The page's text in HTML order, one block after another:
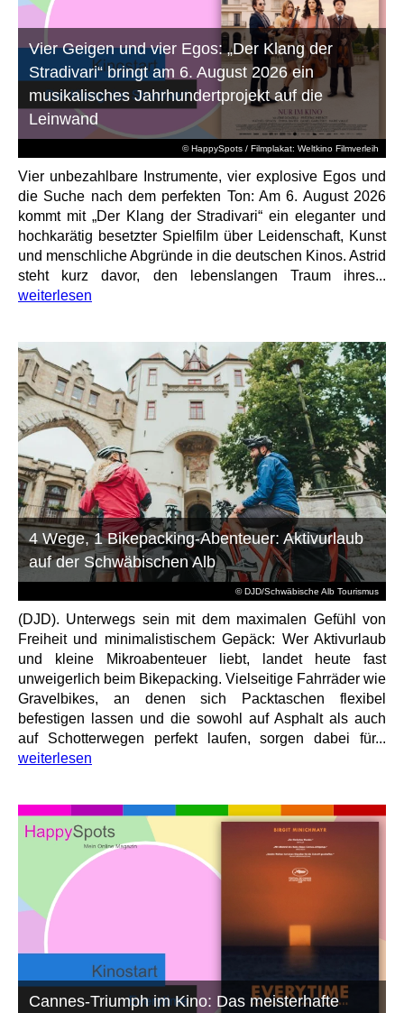
© HappySpots / Filmplakat: Weltkino Filmverleih
Vier Geigen und vier Egos: „Der Klang der
Stradivari“ bringt am 6. August 2026 ein
musikalisches Jahrhundertprojekt auf die
Leinwand
Vier unbezahlbare Instrumente, vier explosive Egos und
die Suche nach dem perfekten Ton: Am 6. August 2026
kommt mit „Der Klang der Stradivari“ ein eleganter und
hochkarätig besetzter Spielfilm über Leidenschaft, Kunst
und menschliche Abgründe in die deutschen Kinos. Astrid
steht kurz davor, den lebenslangen Traum ihres...
weiterlesen
© DJD/Schwäbische Alb Tourismus
4 Wege, 1 Bikepacking-Abenteuer: Aktivurlaub
auf der Schwäbischen Alb
(DJD). Unterwegs sein mit dem maximalen Gefühl von
Freiheit und minimalistischem Gepäck: Wer Aktivurlaub
und kleine Mikroabenteuer liebt, landet heute fast
unweigerlich beim Bikepacking. Vielseitige Fahrräder wie
Gravelbikes, an denen sich Packtaschen flexibel
befestigen lassen und die sowohl auf Asphalt als auch
auf Schotterwegen perfekt laufen, sorgen dabei für...
weiterlesen
Cannes-Triumph im Kino: Das meisterhafte